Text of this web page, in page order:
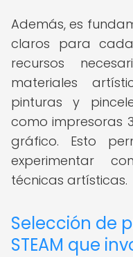
Además, es
claros para
recursos
materiales
pinturas y
como impresoras
gráfico. Esto
experimentar
técnicas artísticas.
Selección de
STEAM que